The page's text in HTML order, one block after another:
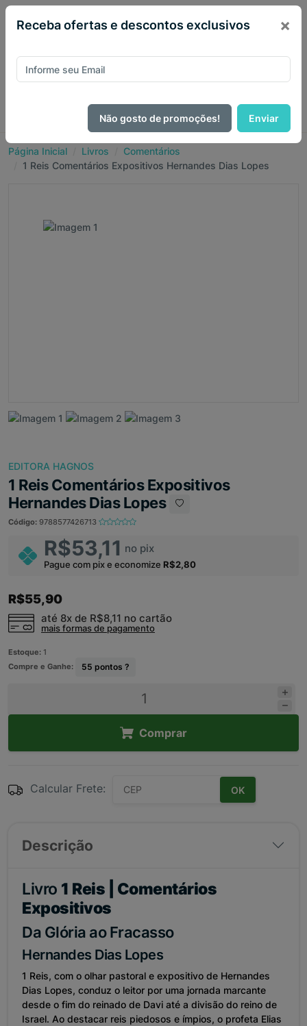
Página Inicial Livros
Comentários
1 Reis Comentários Expositivos Hernandes Dias Lopes
EDITORA HAGNOS
1 Reis Comentários Expositivos
Hernandes Dias Lopes
Código: 9788577426713
R$53,11 no pix
Pague com pix e economize R$2,80
R$55,90
até 8x de R$8,11 no cartão
mais formas de pagamento
Estoque: 1
Compre e Ganhe:
55 pontos ?
Comprar
Calcular Frete: OK
Descrição
Livro 1 Reis | Comentários
Expositivos
Da Glória ao Fracasso
Hernandes Dias Lopes
1 Reis, com o olhar pastoral e expositivo de Hernandes
Dias Lopes, conduz o leitor por uma jornada marcante
desde o fim do reinado de Davi até a divisão do reino de
Israel. Ao destacar reis piedosos e ímpios, o profeta Elias
Receba ofertas e descontos exclusivos ×
Não gosto de promoções! Enviar